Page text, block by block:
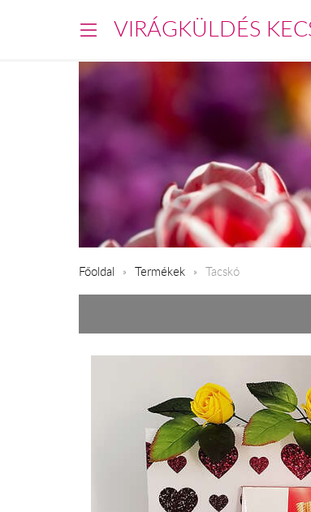
VIRÁGKÜLDÉS
Főoldal Termékek Tacskó